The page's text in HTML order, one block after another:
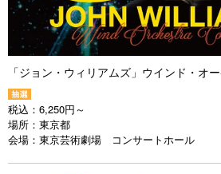
「ジョン・ウィリアムズ」ウインド・オ
税込： 6,250円～
場所： 東京都
会場： 東京芸術劇場 コンサートホール